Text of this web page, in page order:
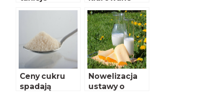
co warto
wiedzieć?
Ceny cukru
spadają
Nowelizacja
ustawy o